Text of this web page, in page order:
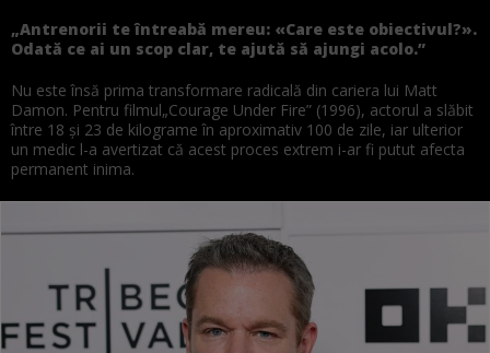
„Antrenorii te întreabă mereu: «Care este obiectivul?».
Odată ce ai un scop clar, te ajută să ajungi acolo.”
Nu este însă prima transformare radicală din cariera lui Matt
Damon. Pentru filmul„Courage Under Fire” (1996), actorul a slăbit
între 18 și 23 de kilograme în aproximativ 100 de zile, iar ulterior
un medic l-a avertizat că acest proces extrem i-ar fi putut afecta
permanent inima.